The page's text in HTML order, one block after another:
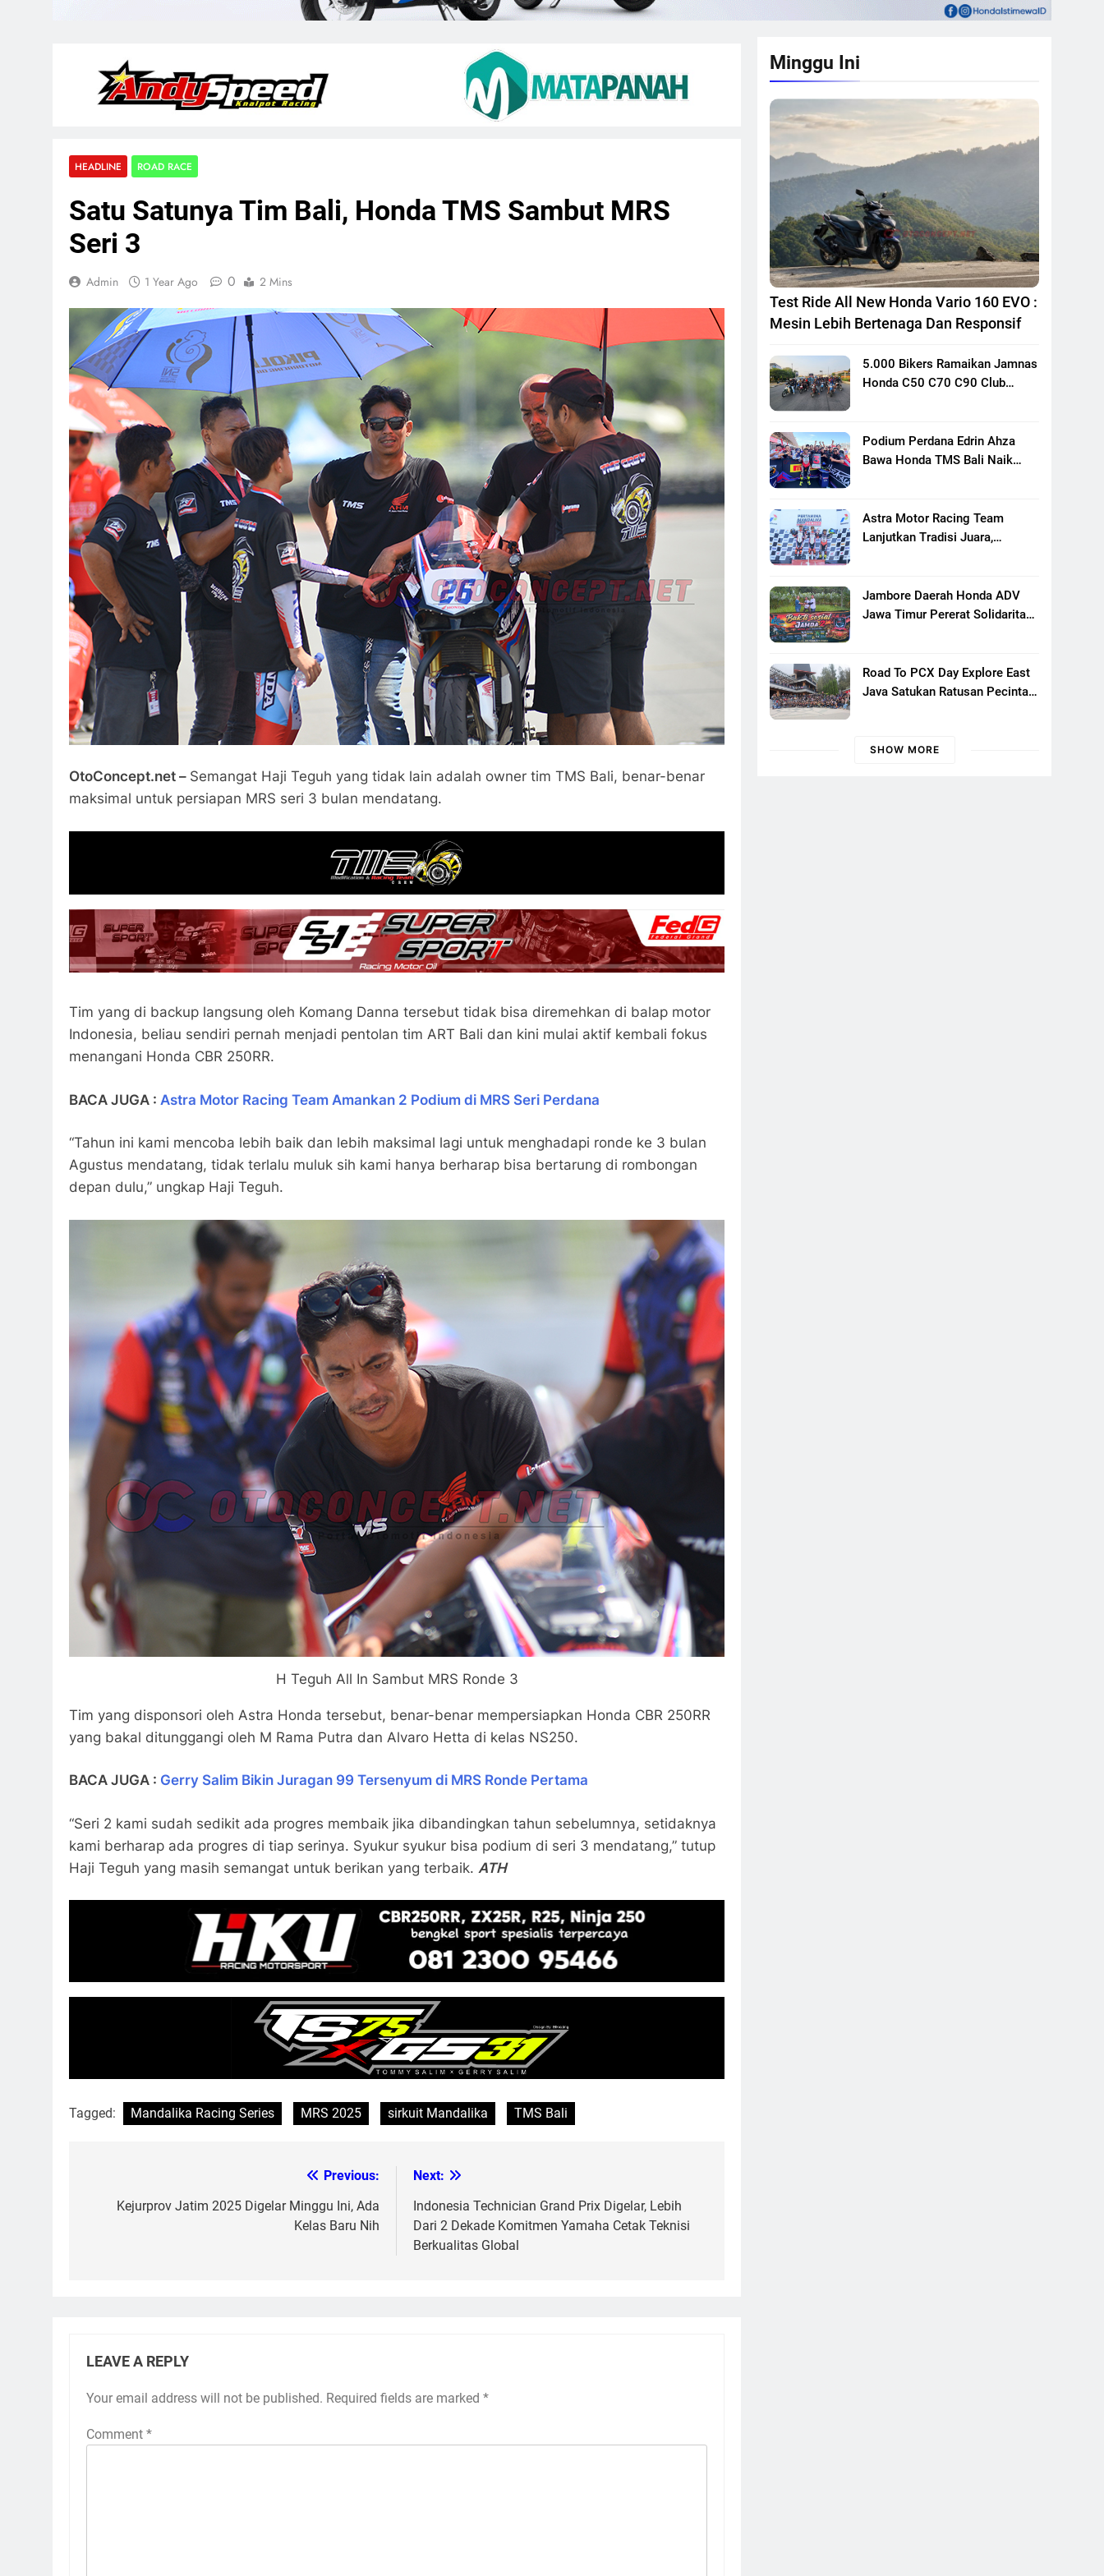
HEADLINE ROAD RACE
Satu Satunya Tim Bali, Honda TMS Sambut MRS
Seri 3
Admin 1 Year Ago 0 2 Mins
OtoConcept.net – Semangat Haji Teguh yang tidak lain adalah owner tim TMS Bali, benar-benar
maksimal untuk persiapan MRS seri 3 bulan mendatang.
Tim yang di backup langsung oleh Komang Danna tersebut tidak bisa diremehkan di balap motor
Indonesia, beliau sendiri pernah menjadi pentolan tim ART Bali dan kini mulai aktif kembali fokus
menangani Honda CBR 250RR.
BACA JUGA : Astra Motor Racing Team Amankan 2 Podium di MRS Seri Perdana
“Tahun ini kami mencoba lebih baik dan lebih maksimal lagi untuk menghadapi ronde ke 3 bulan
Agustus mendatang, tidak terlalu muluk sih kami hanya berharap bisa bertarung di rombongan
depan dulu,” ungkap Haji Teguh.
H Teguh All In Sambut MRS Ronde 3
Tim yang disponsori oleh Astra Honda tersebut, benar-benar mempersiapkan Honda CBR 250RR
yang bakal ditunggangi oleh M Rama Putra dan Alvaro Hetta di kelas NS250.
BACA JUGA : Gerry Salim Bikin Juragan 99 Tersenyum di MRS Ronde Pertama
“Seri 2 kami sudah sedikit ada progres membaik jika dibandingkan tahun sebelumnya, setidaknya
kami berharap ada progres di tiap serinya. Syukur syukur bisa podium di seri 3 mendatang,” tutup
Haji Teguh yang masih semangat untuk berikan yang terbaik. ATH
Tagged: Mandalika Racing Series MRS 2025 sirkuit Mandalika TMS Bali
navigation
Previous:
Kejurprov Jatim 2025 Digelar Minggu Ini, Ada
Kelas Baru Nih
Next:
Indonesia Technician Grand Prix Digelar, Lebih
Dari 2 Dekade Komitmen Yamaha Cetak Teknisi
Berkualitas Global
LEAVE A REPLY
Your email address will not be published. Required fields are marked *
Comment *
Minggu Ini
Test Ride All New Honda Vario 160 EVO :
Mesin Lebih Bertenaga Dan Responsif
5.000 Bikers Ramaikan Jamnas
Honda C50 C70 C90 Club
Motor Klasik Honda
Podium Perdana Edrin Ahza
Bawa Honda TMS Bali Naik
Astra Motor Racing Team
Lanjutkan Tradisi Juara,
Putaran Ke 3
Jambore Daerah Honda ADV
Jawa Timur Pererat Solidaritas
Banyuwangi
Road To PCX Day Explore East
Java Satukan Ratusan Pecinta
SHOW MORE